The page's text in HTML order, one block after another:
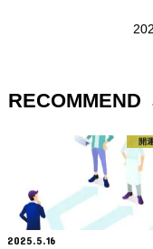
RECOMMEND
開
2025.5.16